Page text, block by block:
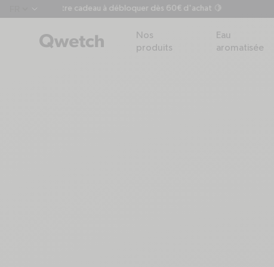
Votre cadeau à débloquer dès 60€ d'achat 🍋
Nos
produits
Eau
aromatisée